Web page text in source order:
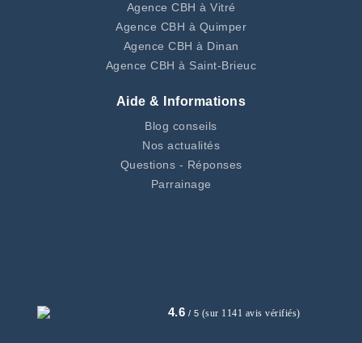
Agence CBH à Vitré
Agence CBH à Quimper
Agence CBH à Dinan
Agence CBH à Saint-Brieuc
Aide & Informations
Blog conseils
Nos actualités
Questions - Réponses
Parrainage
4.6 / 5 (sur 1141 avis vérifiés)